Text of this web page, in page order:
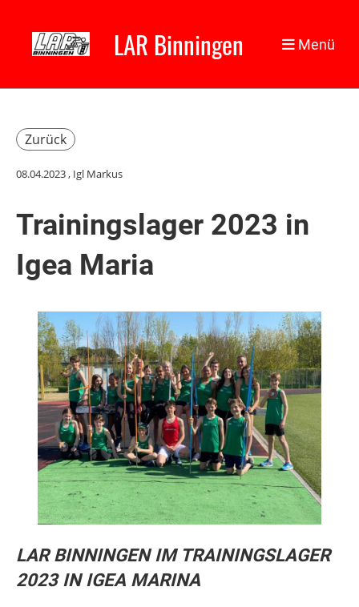
LAR Binningen Menü
Zurück
08.04.2023, Igl Markus
Trainingslager 2023 in
Igea Maria
LAR BINNINGEN IM TRAININGSLAGER
2023 IN IGEA MARINA